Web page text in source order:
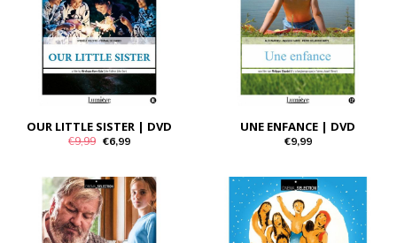
OUR LITTLE SISTER | DVD
€9,99 €6,99
UNE ENFANCE | DVD
€9,99